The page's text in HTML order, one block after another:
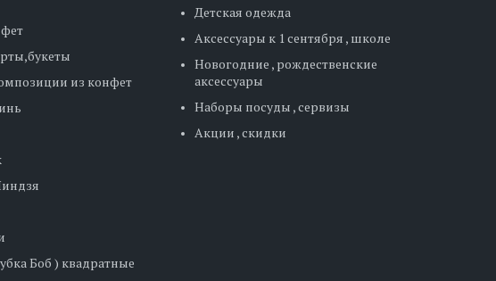
из конфет
Боб ) квадратные
Детская одежда
Аксессуары к 1 сентября , школе
Новогодние , рождественские
аксессуары
Наборы посуды , сервизы
Акции , скидки